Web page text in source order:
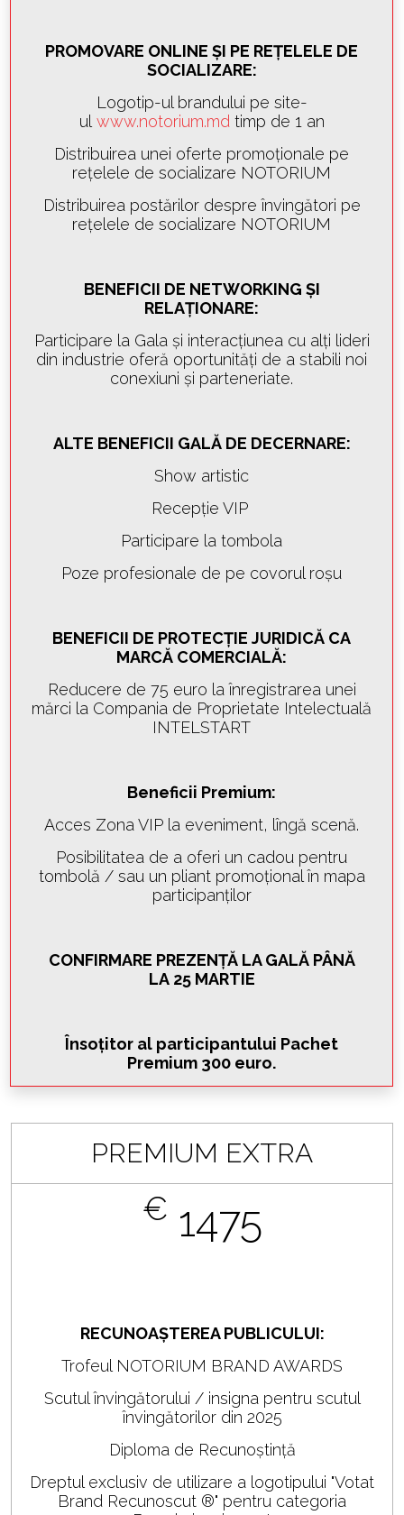
PROMOVARE ONLINE ȘI PE REȚELELE DE
SOCIALIZARE:
Logotip-ul brandului pe site-
ul www.notorium.md timp de 1 an
Distribuirea unei oferte promoționale pe
rețelele de socializare NOTORIUM
Distribuirea postărilor despre învingători pe
rețelele de socializare NOTORIUM
BENEFICII DE NETWORKING ȘI
RELAȚIONARE:
Participare la Gala și interacțiunea cu alți lideri
din industrie oferă oportunități de a stabili noi
conexiuni și parteneriate.
ALTE BENEFICII GALĂ DE DECERNARE:
Show artistic
Recepție VIP
Participare la tombola
Poze profesionale de pe covorul roșu
BENEFICII DE PROTECȚIE JURIDICĂ CA
MARCĂ COMERCIALĂ:
Reducere de 75 euro la înregistrarea unei
mărci la Compania de Proprietate Intelectuală
INTELSTART
Beneficii Premium:
Acces Zona VIP la eveniment, lîngă scenă.
Posibilitatea de a oferi un cadou pentru
tombolă / sau un pliant promoţional în mapa
participanţilor
CONFIRMARE PREZENȚĂ LA GALĂ PÂNĂ
LA 25 MARTIE
Însoțitor al participantului Pachet
Premium 300 euro.
PREMIUM EXTRA
€ 1475
RECUNOAȘTEREA PUBLICULUI:
Trofeul NOTORIUM BRAND AWARDS
Scutul învingătorului / insigna pentru scutul
învingătorilor din 2025
Diploma de Recunoștință
Dreptul exclusiv de utilizare a logotipului "Votat
Brand Recunoscut ®" pentru categoria